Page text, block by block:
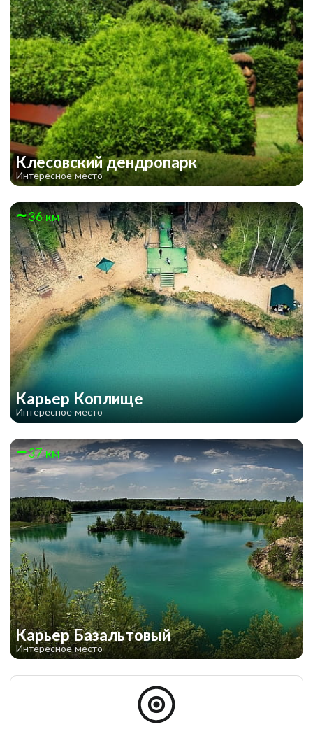
Клесовский дендропарк
Интересное место
36 км
Карьер Коплище
Интересное место
37 км
Карьер Базальтовый
Интересное место